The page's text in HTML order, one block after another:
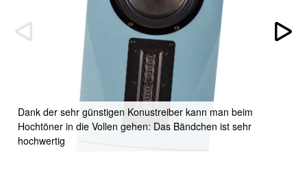
Dank der sehr günstigen Konustreiber kann man beim
Hochtöner in die Vollen gehen: Das Bändchen ist sehr
hochwertig